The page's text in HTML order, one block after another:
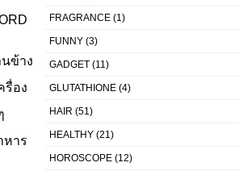
ข้าง
รื่อง
หาร
FRAGRANCE (1)
FUNNY (3)
GADGET (11)
GLUTATHIONE (4)
HAIR (51)
HEALTHY (21)
HOROSCOPE (12)